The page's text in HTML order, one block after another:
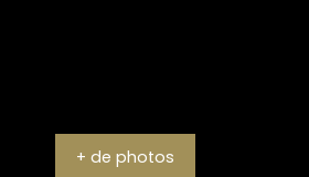
+ de photos